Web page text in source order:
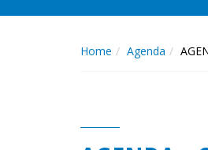
Home Agenda